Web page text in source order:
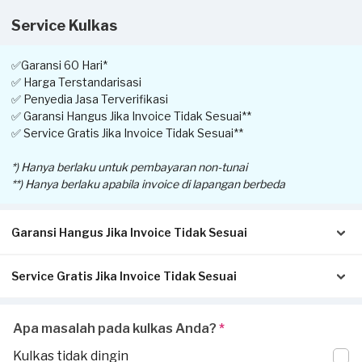
Service Kulkas
✅Garansi 60 Hari*
✅ Harga Terstandarisasi
✅ Penyedia Jasa Terverifikasi
✅ Garansi Hangus Jika Invoice Tidak Sesuai**
✅ Service Gratis Jika Invoice Tidak Sesuai**
*) Hanya berlaku untuk pembayaran non-tunai
**) Hanya berlaku apabila invoice di lapangan berbeda
Garansi Hangus Jika Invoice Tidak Sesuai
Pastikan kwitansi/invoice yang diterbitkan dari Sejasa sesuai
Jika tidak sesuai, garansi akan hangus.
Jika ada pekerjaan tambahan ketika invoice sudah terbit, harus
Service Gratis Jika Invoice Tidak Sesuai
Apabila Anda menerima perbedaan invoice antara pengerjaan
service di lapangan dengan transaksi yang dilaporkan oleh
Penyedia Jasa, silakan laporkan perbedaan invoice di aplikasi
Apa masalah pada kulkas Anda? *
Kulkas tidak dingin